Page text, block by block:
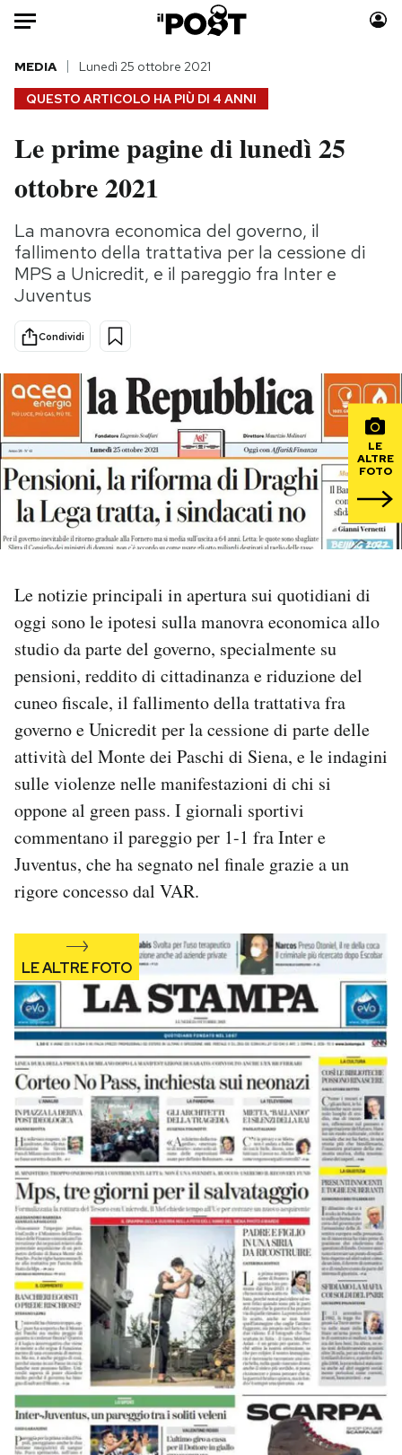
Auto
HOME
Italia
Politica
Tecnologia
Internet
Scienza
Cultura
Economia
Moda
Storie/Idee
Ok Boomer!
Media
PODCAST
NEWSLETTER
SHOP
CALENDARIO
AREA PERSONALE
Newsletter
Notifiche mobile
Regala il Post
Hai bisogno di aiuto?
Esci
QUESTO ARTICOLO HA PIÙ DI 4 ANNI
MEDIA Lunedì 25 ottobre 2021
Le prime pagine di lunedì 25
ottobre 2021
La manovra economica del governo, il
fallimento della trattativa per la cessione di
MPS a Unicredit, e il pareggio fra Inter e
Juventus
Condividi
LE
ALTRE
FOTO
Le notizie principali in apertura sui quotidiani di
oggi sono le ipotesi sulla manovra economica allo
studio da parte del governo, specialmente su
pensioni, reddito di cittadinanza e riduzione del
cuneo fiscale, il fallimento della trattativa fra
governo e Unicredit per la cessione di parte delle
attività del Monte dei Paschi di Siena, e le indagini
sulle violenze nelle manifestazioni di chi si
oppone al green pass. I giornali sportivi
commentano il pareggio per 1-1 fra Inter e
Juventus, che ha segnato nel finale grazie a un
rigore concesso dal VAR.